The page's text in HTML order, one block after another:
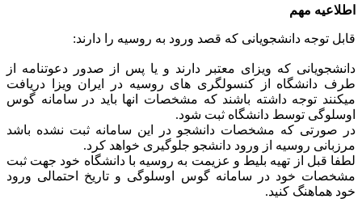
اطلاعیه مهم
قابل توجه دانشجویانی که قصد ورود به روسیه را دارند:
دانشجویانی که ویزای معتبر دارند و یا پس از صدور دعوتنامه از
طرف دانشگاه از کنسولگری های روسیه در ایران ویزا دریافت
میکنند توجه داشته باشند که مشخصات انها باید در سامانه گوس
اوسلوگی توسط دانشگاه ثبت شود.
در صورتی که مشخصات دانشجو در این سامانه ثبت نشده باشد
مرزبانی روسیه از ورود دانشجو جلوگیری خواهد کرد.
لطفا قبل از تهیه بلیط و عزیمت به روسیه با دانشگاه خود جهت ثبت
مشخصات خود در سامانه گوس اوسلوگی و تاریخ احتمالی ورود
خود هماهنگ کنید.